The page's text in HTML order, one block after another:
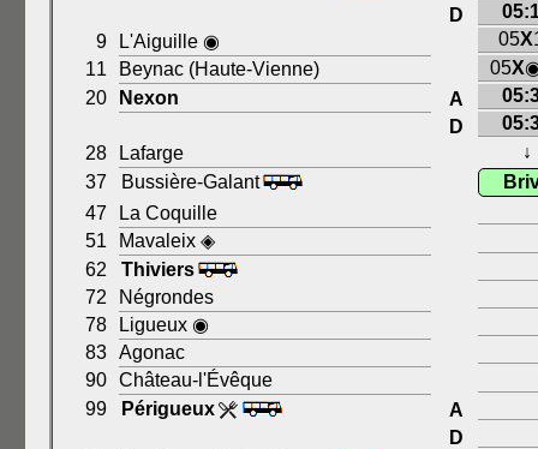
D
9
L'Aiguille ◉ 05X
11
Beynac (Haute-Vienne) 05X
20
Nexon A
D
28
Lafarge
↓
37
Bussière-Galant
47
La Coquille
51
Mavaleix ◈
62
Thiviers
72
Négrondes
78
Ligueux ◉
83 Agonac
90 Château-l'Évêque
99
Périgueux
A
D